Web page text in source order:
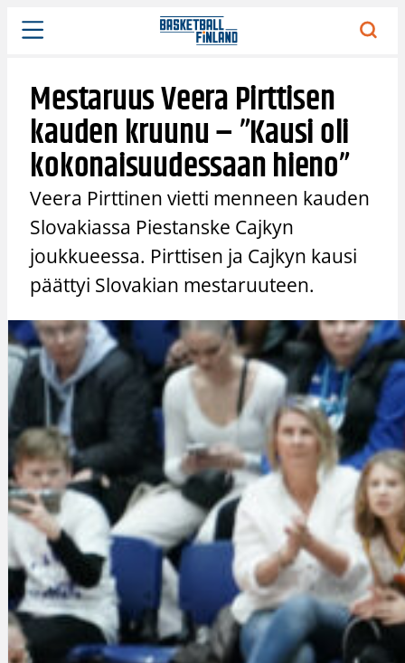
Siirry
sisältöön
Mestaruus Veera Pirttisen
kauden kruunu – ”Kausi oli
kokonaisuudessaan hieno”
Veera Pirttinen vietti menneen kauden
Slovakiassa Piestanske Cajkyn
joukkueessa. Pirttisen ja Cajkyn kausi
päättyi Slovakian mestaruuteen.